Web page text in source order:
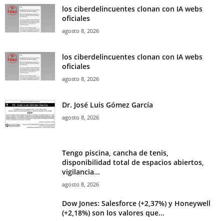
los ciberdelincuentes clonan con IA webs
oficiales
agosto 8, 2026
los ciberdelincuentes clonan con IA webs
oficiales
agosto 8, 2026
Dr. José Luis Gómez García
agosto 8, 2026
Tengo piscina, cancha de tenis,
disponibilidad total de espacios abiertos,
vigilancia...
agosto 8, 2026
Dow Jones: Salesforce (+2,37%) y Honeywell
(+2,18%) son los valores que...